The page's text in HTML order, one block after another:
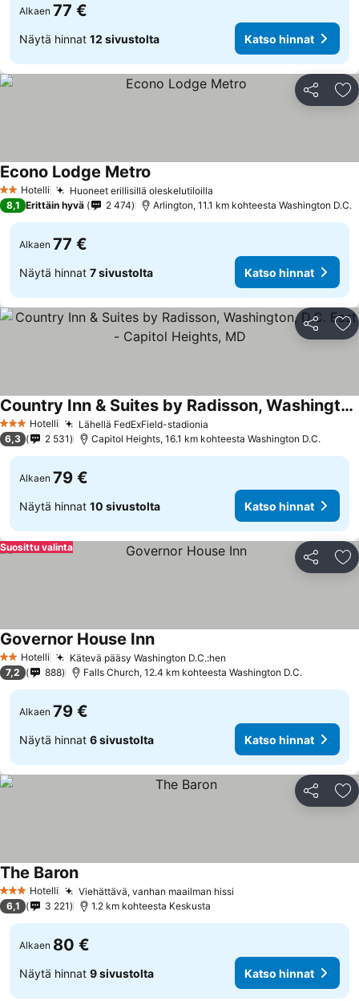
Alkaen 77 €
Näytä hinnat 12 sivustolta Katso hinnat
Jaa
2 Tähtiluokitus
Hotelli Huoneet erillisillä oleskelutiloilla
Econo Lodge Metro
8,1 Erittäin hyvä 2 474 Arlington, 11.1 km kohteesta Washington D.C.
Alkaen 77 €
Näytä hinnat 7 sivustolta Katso hinnat
Jaa
3 Tähtiluokitus
Hotelli Lähellä FedExField-stadionia
Country Inn & Suites by Radisson, Washington, D.C. East - Capitol Heights, MD
Katso hinnat
6,3 2 531 Capitol Heights, 16.1 km kohteesta Washington D.C.
Alkaen 79 €
Näytä hinnat 10 sivustolta Katso hinnat
Jaa
Suosittu valinta
2 Tähtiluokitus
Hotelli Kätevä pääsy Washington D.C.:hen
Governor House InnKatso hinnat
7,2 888 Falls Church, 12.4 km kohteesta Washington D.C.
Alkaen 79 €
Näytä hinnat 6 sivustolta Katso hinnat
Jaa
3 Tähtiluokitus
Hotelli Viehättävä, vanhan maailman hissi
The BaronKatso hinnat
6,1 3 221 1.2 km kohteesta Keskusta
Alkaen 80 €
Näytä hinnat 9 sivustolta Katso hinnat